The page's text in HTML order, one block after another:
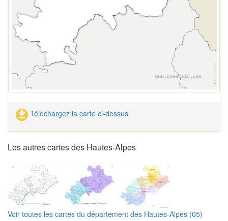
Téléchargez la carte ci-dessus
Les autres cartes des Hautes-Alpes
Voir toutes les cartes du département des Hautes-Alpes (05)